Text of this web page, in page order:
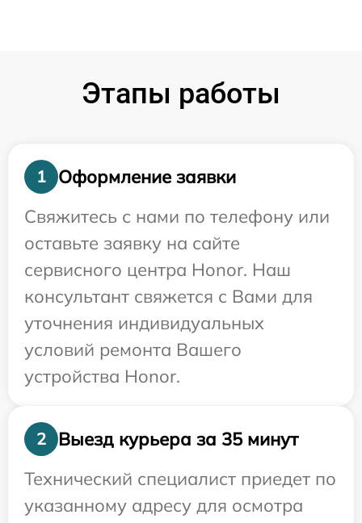
Этапы работы
1
Оформление заявки
Свяжитесь с нами по телефону или
оставьте заявку на сайте
сервисного центра Honor. Наш
консультант свяжется с Вами для
уточнения индивидуальных
условий ремонта Вашего
устройства Honor.
2
Выезд курьера за 35 минут
Технический специалист приедет по
указанному адресу для осмотра